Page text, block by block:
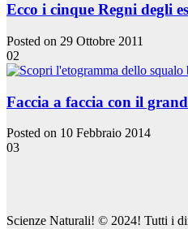
Ecco i cinque Regni degli
Posted on 29 Ottobre 2011
02
Faccia a faccia con il
Posted on 10 Febbraio 2014
03
Scienze Naturali! © 2024! Tutti i